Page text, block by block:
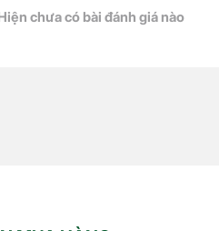
chưa có bài đánh giá nào